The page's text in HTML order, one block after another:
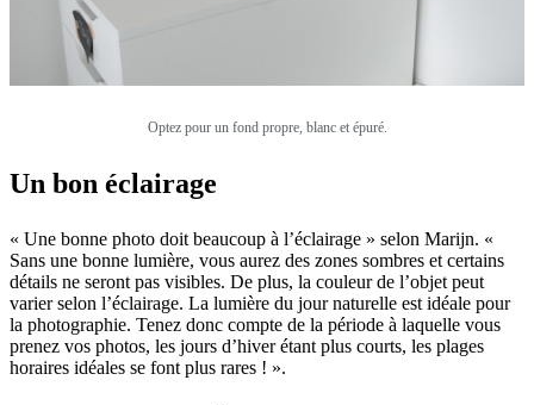
Optez pour un fond propre, blanc et épuré.
Un bon éclairage
« Une bonne photo doit beaucoup à l’éclairage » selon Marijn. «
Sans une bonne lumière, vous aurez des zones sombres et certains
détails ne seront pas visibles. De plus, la couleur de l’objet peut
varier selon l’éclairage. La lumière du jour naturelle est idéale pour
la photographie. Tenez donc compte de la période à laquelle vous
prenez vos photos, les jours d’hiver étant plus courts, les plages
horaires idéales se font plus rares ! ».